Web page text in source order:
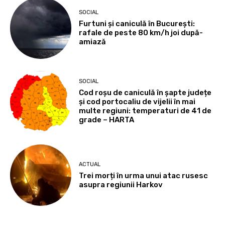
SOCIAL
Furtuni și caniculă în București:
rafale de peste 80 km/h joi după-
amiază
SOCIAL
Cod roșu de caniculă în șapte județe
și cod portocaliu de vijelii în mai
multe regiuni: temperaturi de 41 de
grade – HARTA
ACTUAL
Trei morți în urma unui atac rusesc
asupra regiunii Harkov